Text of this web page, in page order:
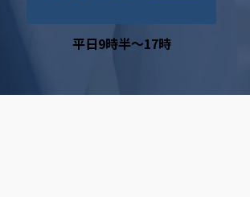
平日9時半～17時